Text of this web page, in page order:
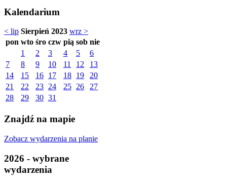
Kalendarium
< lip Sierpień 2023 wrz >
pon wto śro czw pią sob nie
1
2 3 4 5
6
7
8 9 10 11 12
13
14
15 16 17 18 19
20
21
22 23 24 25 26
27
28
29 30 31
Znajdź na mapie
Zobacz wydarzenia na planie
2026 - wybrane
wydarzenia